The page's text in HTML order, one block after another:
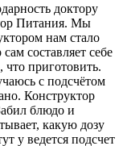
доктору
Питания. Мы
нам стало
составляет себе
приготовить.
с подсчётом
Конструктор
блюдо и
какую дозу
у ведется подсчет